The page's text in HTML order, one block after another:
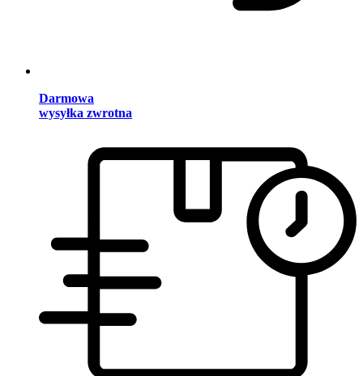
Darmowa
wysyłka zwrotna